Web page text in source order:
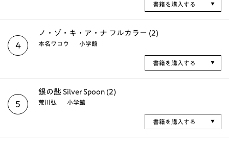
書籍を購入する
4
ノ・ゾ・キ・ア・ナ フルカラー (2)
本名ワコウ 小学館
書籍を購入する
5
銀の匙 Silver Spoon (2)
荒川弘 小学館
書籍を購入する